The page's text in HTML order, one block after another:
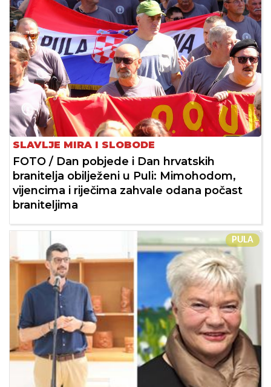
SLAVLJE MIRA I SLOBODE
FOTO / Dan pobjede i Dan hrvatskih
branitelja obilježeni u Puli: Mimohodom,
vijencima i riječima zahvale odana počast
braniteljima
PULA